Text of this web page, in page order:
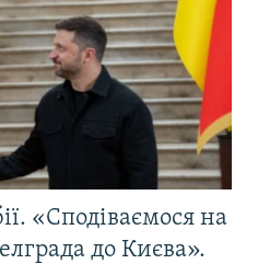
«Сподіваємося на
до Києва».